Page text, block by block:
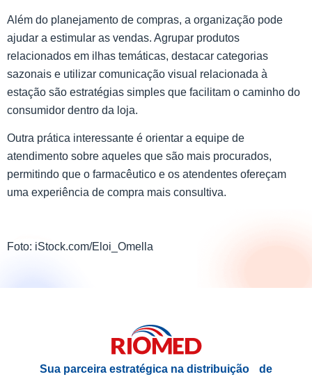
Além do planejamento de compras, a organização pode
ajudar a estimular as vendas. Agrupar produtos
relacionados em ilhas temáticas, destacar categorias
sazonais e utilizar comunicação visual relacionada à
estação são estratégias simples que facilitam o caminho do
consumidor dentro da loja.
Outra prática interessante é orientar a equipe de
atendimento sobre aqueles que são mais procurados,
permitindo que o farmacêutico e os atendentes ofereçam
uma experiência de compra mais consultiva.
Foto: iStock.com/Eloi_Omella
Sua parceira estratégica na distribuição de